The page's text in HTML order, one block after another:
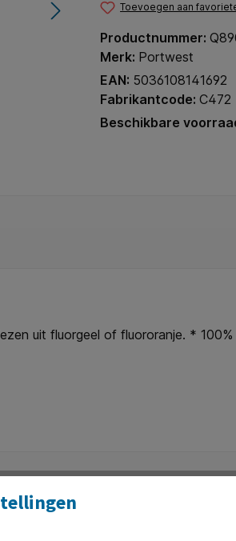
Toevoegen aan
Productnummer:
Merk: Portwest
EAN: 5036108141692
Fabrikantcode: C472
Beschikbare
uit fluorgeel of fluororanje. *